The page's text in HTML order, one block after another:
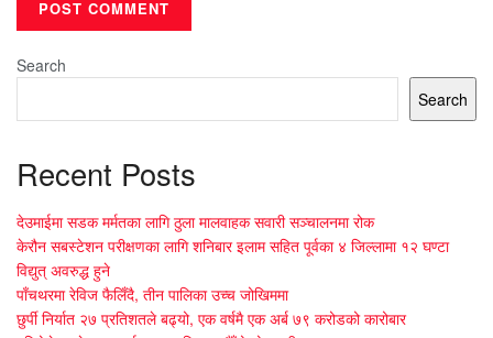
Search
Search
Recent Posts
देउमाईमा सडक मर्मतका लागि ठुला मालवाहक सवारी सञ्चालनमा रोक
केरौन सबस्टेशन परीक्षणका लागि शनिबार इलाम सहित पूर्वका ४ जिल्लामा १२ घण्टा
विद्युत् अवरुद्ध हुने
पाँचथरमा रेविज फैलिँदै, तीन पालिका उच्च जोखिममा
छुर्पी निर्यात २७ प्रतिशतले बढ्यो, एक वर्षमै एक अर्ब ७९ करोडको कारोबार